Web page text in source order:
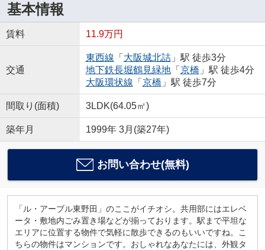
基本情報
賃料 11.9万円
交通
東西線 「 大阪城北詰」駅 徒歩3分
地下鉄長堀鶴見緑地「 京橋 」駅 徒歩4分
大阪環状線 「 京橋 」駅 徒歩7分
間取り(面積) 3LDK(64.05㎡)
築年月 1999年 3月(築27年)
お問い合わせ(無料)
「ル・アーブル東野田」のここがイチオシ。共用部にはエレベ
ータ・敷地内ごみ置き場などが揃っております。駅まで平坦な
エリアに位置する物件で気軽に散歩できるのもいいですね。こ
ちらの物件はマンションです。おしゃれなあなたには、外観タ